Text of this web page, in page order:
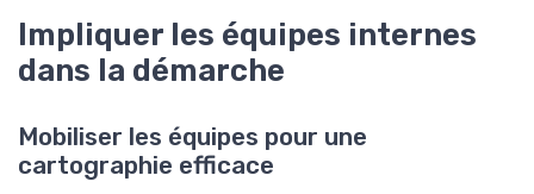
Impliquer les équipes internes
dans la démarche
Mobiliser les équipes pour une
cartographie efficace